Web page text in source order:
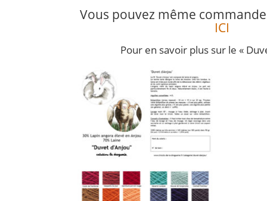
Vous pouvez même
ICI
Pour en savoir plus sur le «